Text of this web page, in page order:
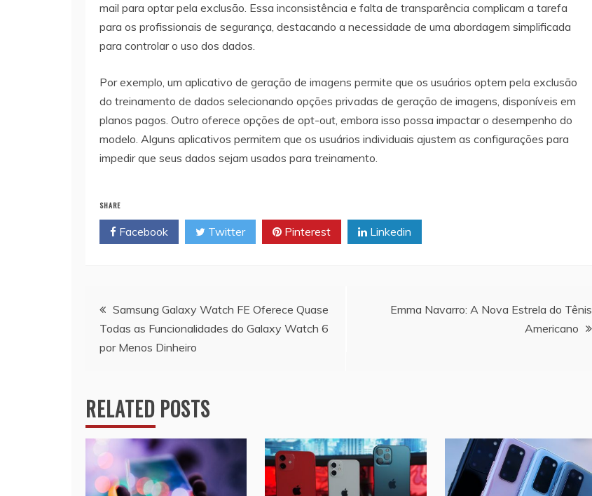
mail para optar pela exclusão. Essa inconsistência e falta de transparência complicam a tarefa
para os profissionais de segurança, destacando a necessidade de uma abordagem simplificada
para controlar o uso dos dados.
Por exemplo, um aplicativo de geração de imagens permite que os usuários optem pela exclusão
do treinamento de dados selecionando opções privadas de geração de imagens, disponíveis em
planos pagos. Outro oferece opções de opt-out, embora isso possa impactar o desempenho do
modelo. Alguns aplicativos permitem que os usuários individuais ajustem as configurações para
impedir que seus dados sejam usados para treinamento.
SHARE
Facebook Twitter Pinterest Linkedin
Navegação
de
Samsung Galaxy Watch FE Oferece Quase
Todas as Funcionalidades do Galaxy Watch 6
por Menos Dinheiro
Emma Navarro: A Nova Estrela do Tênis
Americano
RELATED POSTS